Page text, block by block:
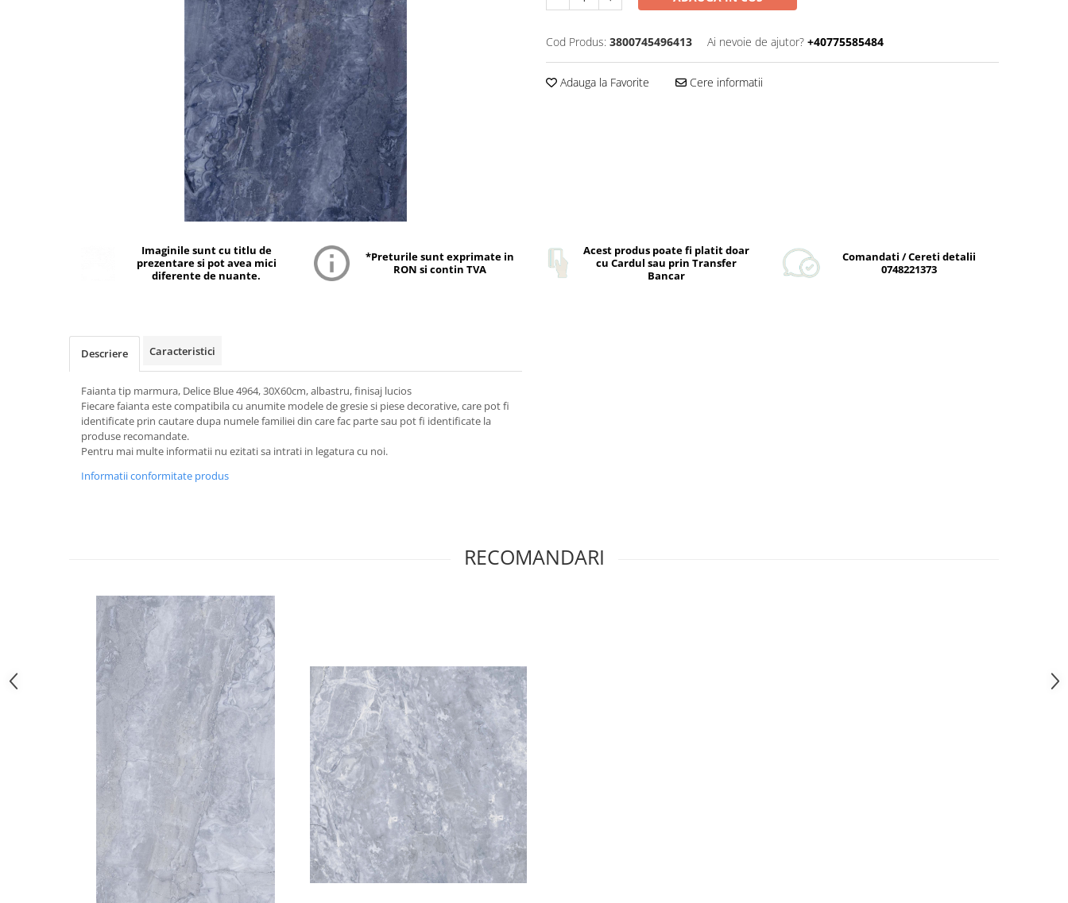
Cod Produs: 3800745496413 Ai nevoie de ajutor? +40775585484
Adauga la Favorite Cere informatii
Imaginile sunt cu titlu de
prezentare si pot avea mici
diferente de nuante.
*Preturile sunt exprimate in
RON si contin TVA
Acest produs poate fi platit doar
cu Cardul sau prin Transfer
Bancar
Comandati / Cereti detalii
0748221373
Descriere Caracteristici
Faianta tip marmura, Delice Blue 4964, 30X60cm, albastru, finisaj lucios
Fiecare faianta este compatibila cu anumite modele de gresie si piese decorative, care pot fi
identificate prin cautare dupa numele familiei din care fac parte sau pot fi identificate la
produse recomandate.
Pentru mai multe informatii nu ezitati sa intrati in legatura cu noi.
Informatii conformitate produs
RECOMANDARI